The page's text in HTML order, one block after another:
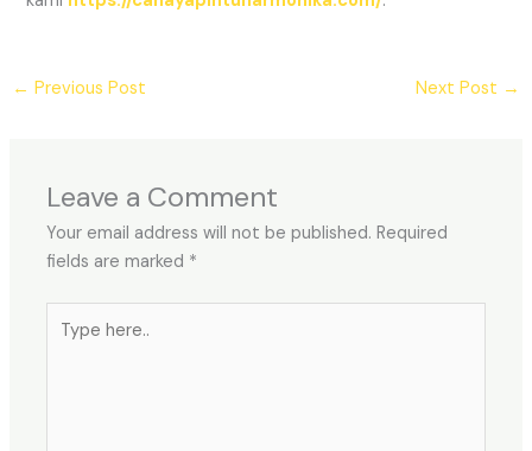
← Previous Post Next Post →
Leave a Comment
Your email address will not be published. Required
fields are marked *
here..